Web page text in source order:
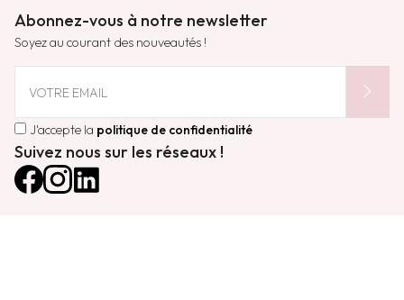
Abonnez-vous à notre newsletter
Soyez au courant des nouveautés !
VOTRE EMAIL chevron_right
J'accepte la politique de confidentialité
Suivez nous sur les réseaux !